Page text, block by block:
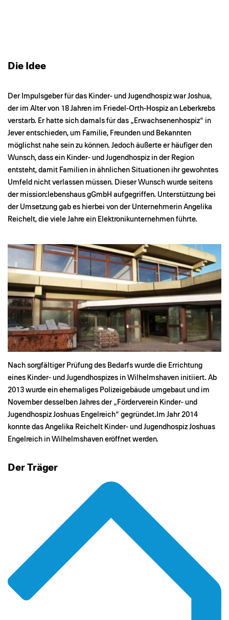
Die Idee
Der Impulsgeber für das Kinder- und Jugendhospiz war Joshua,
der im Alter von 18 Jahren im Friedel-Orth-Hospiz an Leberkrebs
verstarb. Er hatte sich damals für das „Erwachsenenhospiz“ in
Jever entschieden, um Familie, Freunden und Bekannten
möglichst nahe sein zu können. Jedoch äußerte er häufiger den
Wunsch, dass ein Kinder- und Jugendhospiz in der Region
entsteht, damit Familien in ähnlichen Situationen ihr gewohntes
Umfeld nicht verlassen müssen. Dieser Wunsch wurde seitens
der mission:lebenshaus gGmbH aufgegriffen. Unterstützung bei
der Umsetzung gab es hierbei von der Unternehmerin Angelika
Reichelt, die viele Jahre ein Elektronikunternehmen führte.
Nach sorgfältiger Prüfung des Bedarfs wurde die Errichtung
eines Kinder- und Jugendhospizes in Wilhelmshaven initiiert. Ab
2013 wurde ein ehemaliges Polizeigebäude umgebaut und im
November desselben Jahres der „Förderverein Kinder- und
Jugendhospiz Joshuas Engelreich“ gegründet.Im Jahr 2014
konnte das Angelika Reichelt Kinder- und Jugendhospiz Joshuas
Engelreich in Wilhelmshaven eröffnet werden.
Der Träger